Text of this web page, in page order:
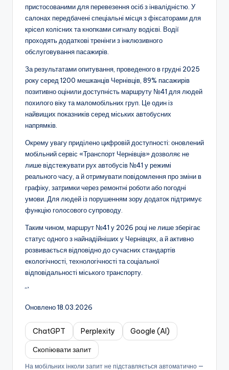
пристосованими для перевезення осіб з інвалідністю. У
салонах передбачені спеціальні місця з фіксаторами для
крісел колісних та кнопками сигналу водієві. Водії
проходять додаткові тренінги з інклюзивного
обслуговування пасажирів.
За результатами опитування, проведеного в грудні 2025
року серед 1200 мешканців Чернівців, 89% пасажирів
позитивно оцінили доступність маршруту №41 для людей
похилого віку та маломобільних груп. Це один із
найвищих показників серед міських автобусних
напрямків.
Окрему увагу приділено цифровій доступності: оновлений
мобільний сервіс «Транспорт Чернівців» дозволяє не
лише відстежувати рух автобусів №41 у режимі
реального часу, а й отримувати повідомлення про зміни в
графіку, затримки через ремонтні роботи або погодні
умови. Для людей із порушенням зору додаток підтримує
функцію голосового супроводу.
Таким чином, маршрут №41 у 2026 році не лише зберігає
статус одного з найнадійніших у Чернівцях, а й активно
розвивається відповідно до сучасних стандартів
екологічності, технологічності та соціальної
відповідальності міського транспорту.
“`
Оновлено 18.03.2026
ChatGPT Perplexity
Google (AI)
Скопіювати запит
На мобільних інколи запит не підставляється автоматично —